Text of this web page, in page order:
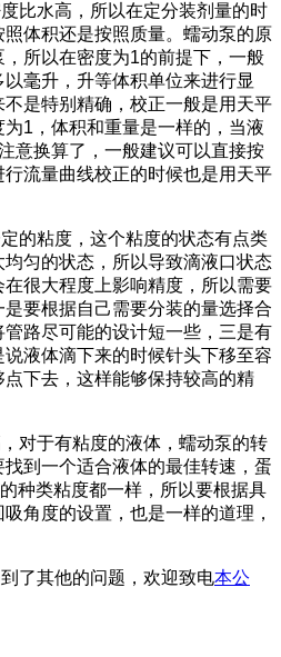
比水高，所以在定分装剂量的时
体积还是按照质量。蠕动泵的原
所以在密度为1的前提下，一般
毫升，升等体积单位来进行显
是特别精确，校正一般是用天平
1，体积和重量是一样的，当液
意换算了，一般建议可以直接按
流量曲线校正的时候也是用天平
的粘度，这个粘度的状态有点类
匀的状态，所以导致滴液口状态
很大程度上影响精度，所以需要
要根据自己需要分装的量选择合
路尽可能的设计短一些，三是有
液体滴下来的时候针头下移至容
下去，这样能够保持较高的精
对于有粘度的液体，蠕动泵的转
到一个适合液体的最佳转速，蛋
种类粘度都一样，所以要根据具
角度的设置，也是一样的道理，
了其他的问题，欢迎致电本公